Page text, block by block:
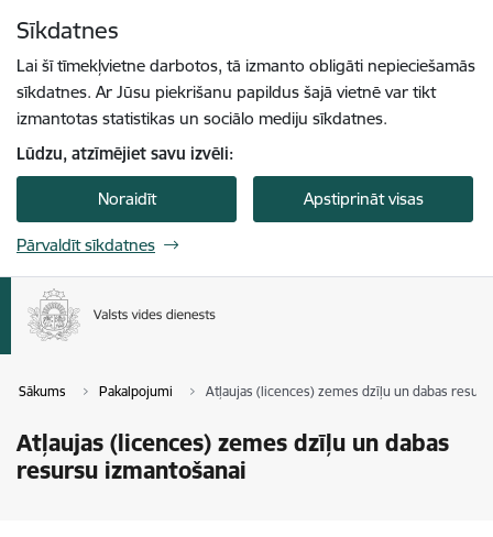
Sīkdatnes
Lai šī tīmekļvietne darbotos, tā izmanto obligāti nepieciešamās
sīkdatnes. Ar Jūsu piekrišanu papildus šajā vietnē var tikt
izmantotas statistikas un sociālo mediju sīkdatnes.
Lūdzu, atzīmējiet savu izvēli:
Noraidīt Apstiprināt visas
Pārvaldīt sīkdatnes
Sākums Pakalpojumi Atļaujas (licences) zemes dzīļu un dabas
Atļaujas (licences) zemes dzīļu un dabas
resursu izmantošanai